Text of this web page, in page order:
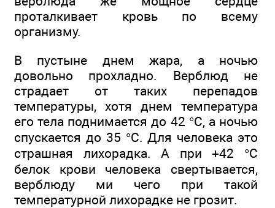
проталкивает кровь по всему
организму.
В пустыне днем жара, а ночью
довольно прохладно. Верблюд не
страдает от таких перепадов
температуры, хотя днем температура
его тела поднимается до 42 °С, а ночью
спускается до 35 °С. Для человека это
страшная лихорадка. А при +42 °С
белок крови человека свертывается,
верблюду ми чего при такой
температурной лихорадке не грозит.